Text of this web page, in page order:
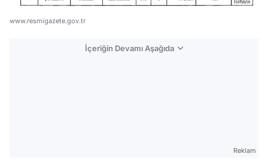
www.resmigazete.gov.tr
İçeriğin Devamı Aşağıda
Reklam